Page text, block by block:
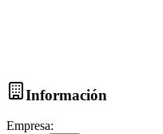
Información
Empresa: